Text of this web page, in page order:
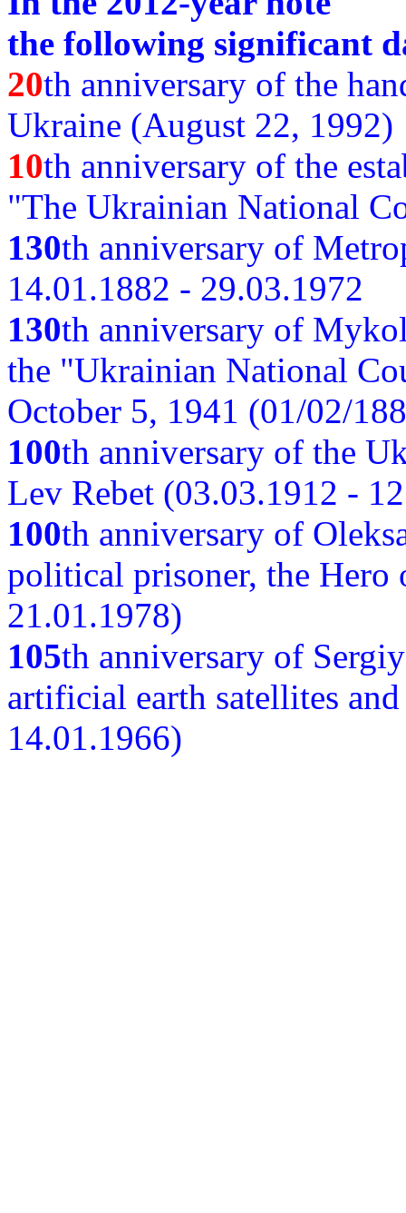
the following significant
20th anniversary of the
Ukraine (August 22, 1992)
10th anniversary of the
"The Ukrainian National
130th anniversary of
14.01.1882 - 29.03.1972
130th anniversary of
the "Ukrainian National
October 5, 1941 (01/02/
100th anniversary of the
Lev Rebet (03.03.1912 -
100th anniversary of
political prisoner, the
21.01.1978)
105th anniversary of
artificial earth satellites
14.01.1966)